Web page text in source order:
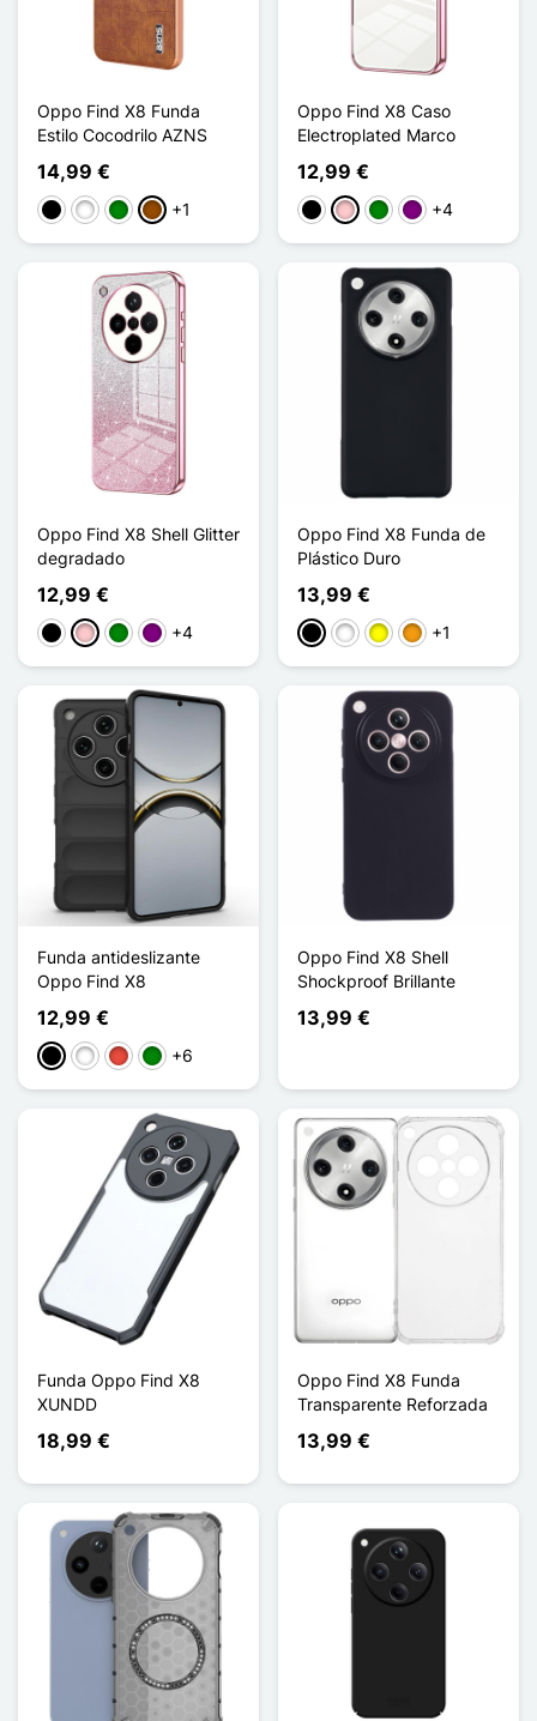
Oppo Find X8 Funda
Estilo Cocodrilo AZNS
14,99 €
NegroBlancoVerdeMarrón
+1
Oppo Find X8 Caso
Electroplated Marco
12,99 €
NegroRosaVerdePúrpura
+4
Oppo Find X8 Shell Glitter
degradado
12,99 €
NegroRosaVerdePúrpura
+4
Oppo Find X8 Funda de
Plástico Duro
13,99 €
NegroBlancoAmarilloNaranja
+1
Funda antideslizante
Oppo Find X8
12,99 €
NegroBlancoRojoVerde
+6
Oppo Find X8 Shell
Shockproof Brillante
13,99 €
Funda Oppo Find X8
XUNDD
18,99 €
Oppo Find X8 Funda
Transparente Reforzada
13,99 €